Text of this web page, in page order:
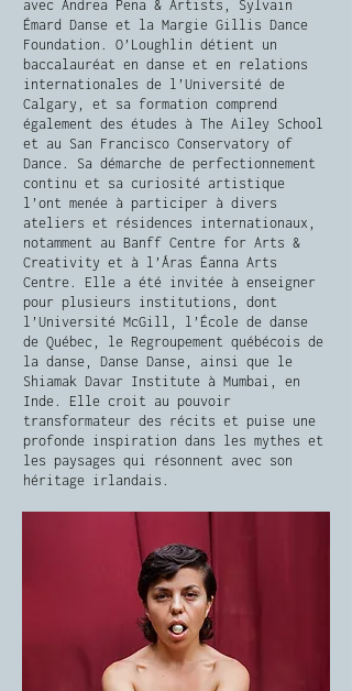
avec Andrea Peña & Artists, Sylvain
Émard Danse et la Margie Gillis Dance
Foundation. O’Loughlin détient un
baccalauréat en danse et en relations
internationales de l’Université de
Calgary, et sa formation comprend
également des études à The Ailey School
et au San Francisco Conservatory of
Dance. Sa démarche de perfectionnement
continu et sa curiosité artistique
l’ont menée à participer à divers
ateliers et résidences internationaux,
notamment au Banff Centre for Arts &
Creativity et à l’Áras Éanna Arts
Centre. Elle a été invitée à enseigner
pour plusieurs institutions, dont
l’Université McGill, l’École de danse
de Québec, le Regroupement québécois de
la danse, Danse Danse, ainsi que le
Shiamak Davar Institute à Mumbai, en
Inde. Elle croit au pouvoir
transformateur des récits et puise une
profonde inspiration dans les mythes et
les paysages qui résonnent avec son
héritage irlandais.